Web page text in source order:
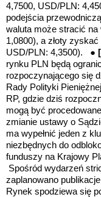
4,7500, USD/PLN:
podejścia
waluta może stracić
1,0800), a złoty
USD/PLN: 4,3500). ●
rynku PLN będą
rozpoczynającego się
Rady Polityki
RP, gdzie dziś
mogą być
zmianie ustawy o
ma wypełnić jeden z
niezbędnych do
funduszy na Krajowy
Spośród wydarzeń
zaplanowano
Rynek spodziewa się